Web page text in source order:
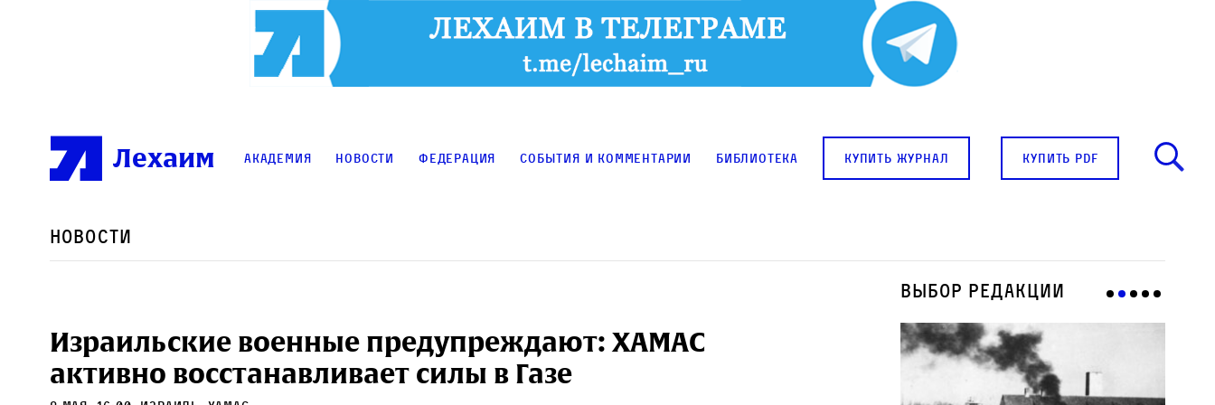
Лехаим Академия Новости Федерация События и комментарии Библиотека купить журнал купить pdf
Новости
Израильские военные предупреждают: ХАМАС
активно восстанавливает силы в Газе
Выбор редакции